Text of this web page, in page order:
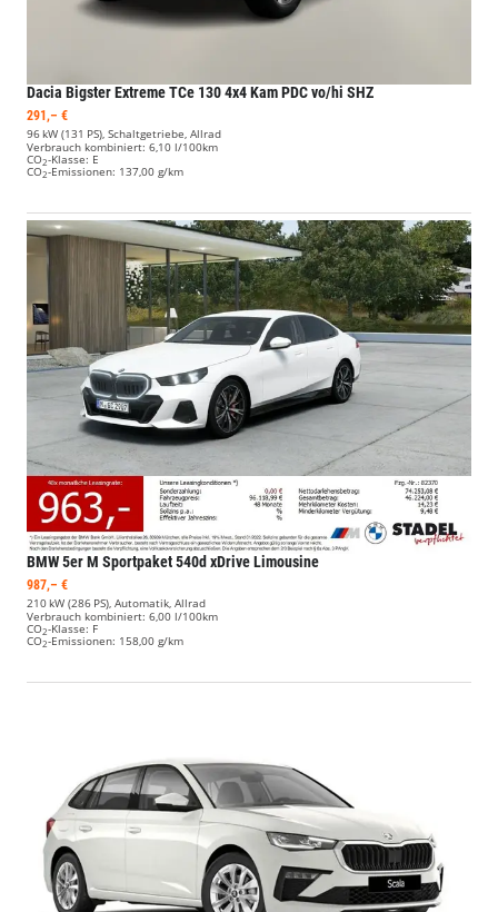
Dacia BigsterExtreme TCe 130 4x4 Kam PDC vo/hi SHZ
291,– €
96 kW (131 PS), Schaltgetriebe, Allrad
Verbrauch kombiniert: 6,10 l/100km
CO2-Klasse: E
CO2-Emissionen: 137,00 g/km
BMW 5erM Sportpaket 540d xDrive Limousine
987,– €
210 kW (286 PS), Automatik, Allrad
Verbrauch kombiniert: 6,00 l/100km
CO2-Klasse: F
CO2-Emissionen: 158,00 g/km